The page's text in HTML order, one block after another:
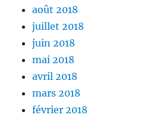
août 2018
juillet 2018
juin 2018
mai 2018
avril 2018
mars 2018
février 2018